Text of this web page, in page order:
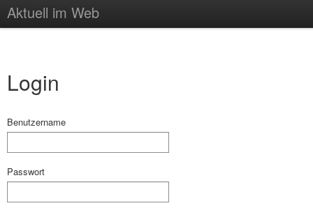
Aktuell im Web
Login
Benutzername
Passwort